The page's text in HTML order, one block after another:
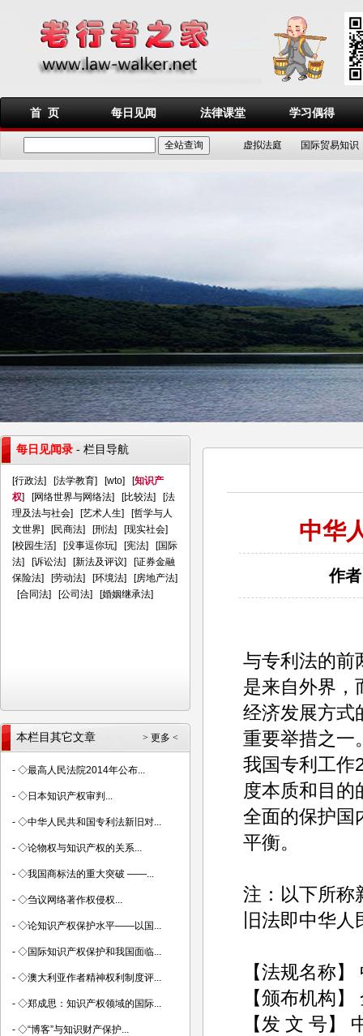
首 页 每日见闻 法律课堂 学习偶得
虚拟法庭 国际贸易知识
中华
作
与专利法的前
是来自外界，
经济发展方式
重要举措之一
我国专利工作
度本质和目的
全面的保护国
平衡。
注：以下所称
旧法即中华
【法规名称
【颁布机构
【发 文 号】
每日见闻录 - 栏目导航
[行政法] [法学教育] [wto] [知识产
权] [网络世界与网络法] [比较法] [法
理及法与社会] [艺术人生] [哲学与人
文世界] [民商法] [刑法] [现实社会]
[校园生活] [没事逗你玩] [宪法] [国际
法] [诉讼法] [新法及评议] [证券金融
保险法] [劳动法] [环境法] [房地产法]
[合同法] [公司法] [婚姻继承法]
> 更多 <
本栏目其它文章
- ◇最高人民法院2014年公布...
- ◇日本知识产权审判...
- ◇中华人民共和国专利法新旧对...
- ◇论物权与知识产权的关系...
- ◇我国商标法的重大突破 ——...
- ◇刍议网络著作权侵权...
- ◇论知识产权保护水平——以国...
- ◇国际知识产权保护和我国面临...
- ◇澳大利亚作者精神权利制度评...
- ◇郑成思：知识产权领域的国际...
- ◇“博客”与知识财产保护...